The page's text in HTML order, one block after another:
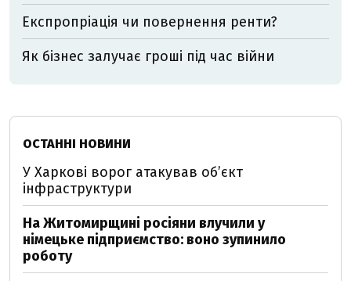
Експропріація чи повернення ренти?
Як бізнес залучає гроші під час війни
ОСТАННІ НОВИНИ
У Харкові ворог атакував обʼєкт
інфраструктури
На Житомирщині росіяни влучили у
німецьке підприємство: воно зупинило
роботу